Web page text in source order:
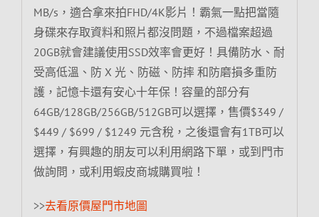
MB/s，適合拿來拍FHD/4K影片！霸氣一點把當隨
身碟來存取資料和照片都沒問題，不過檔案超過
20GB就會建議使用SSD效率會更好！具備防水、耐
受高低溫、防 X 光、防磁、防摔 和防磨損多重防
護，記憶卡還有安心十年保！容量的部分有
64GB/128GB/256GB/512GB可以選擇，售價$349 /
$449 / $699 / $1249 元含稅，之後還會有1TB可以
選擇，有興趣的朋友可以利用網路下單，或到門市
做詢問，或利用蝦皮商城購買啦！
>>去看原價屋門市地圖